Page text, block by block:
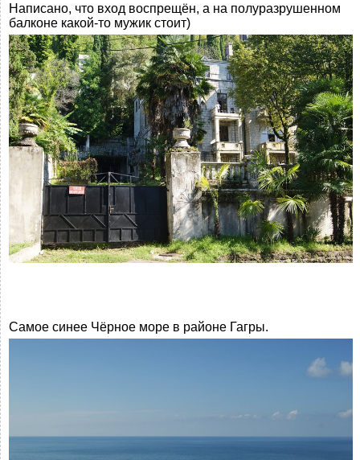
Написано, что вход воспрещён, а на полуразрушенном
балконе какой-то мужик стоит)
Самое синее Чёрное море в районе Гагры.